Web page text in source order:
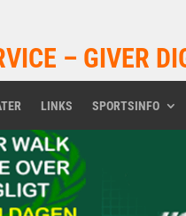
– GIVER
LINKS SPORTSINFO